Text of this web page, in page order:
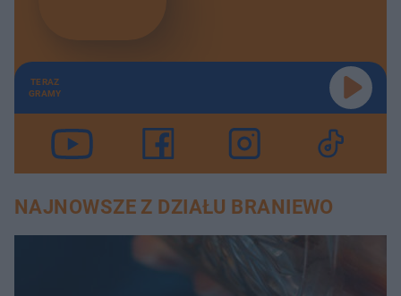
TERAZ
GRAMY
NAJNOWSZE Z DZIAŁU BRANIEWO